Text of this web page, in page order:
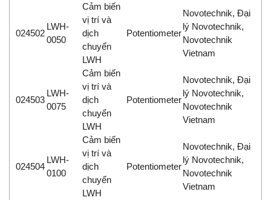
024502
LWH-
0050
Cảm biến
vị trí và
dịch
chuyển
LWH
Potentiometer
Novotechnik, Đại
lý Novotechnik,
Novotechnik
Vietnam
024503
LWH-
0075
Cảm biến
vị trí và
dịch
chuyển
LWH
Potentiometer
Novotechnik, Đại
lý Novotechnik,
Novotechnik
Vietnam
024504
LWH-
0100
Cảm biến
vị trí và
dịch
chuyển
LWH
Potentiometer
Novotechnik, Đại
lý Novotechnik,
Novotechnik
Vietnam